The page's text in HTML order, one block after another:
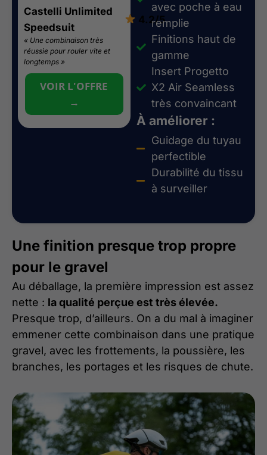
Castelli Unlimited
Speedsuit
4.2/5
« Une combinaison très
réussie pour rouler vite et
longtemps »
VOIR L'OFFRE
→
avec poche à eau
remplie
Finitions haut de
gamme
Insert Progetto
X2 Air Seamless
très convaincant
À améliorer :
Guidage du tuyau
perfectible
Durabilité du tissu
à surveiller
Une finition presque trop propre
pour le gravel
Au déballage, la première impression est assez
nette : la qualité perçue est très élevée.
Presque trop, d’ailleurs. On a du mal à imaginer
emmener cette combinaison dans une pratique
gravel, avec les frottements, la poussière, les
branches, les portages et les risques de chute.